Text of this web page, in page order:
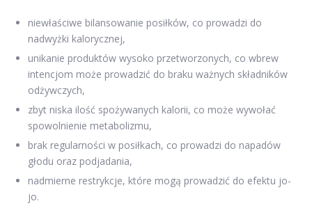
niewłaściwe bilansowanie posiłków, co prowadzi do
nadwyżki kalorycznej,
unikanie produktów wysoko przetworzonych, co wbrew
intencjom może prowadzić do braku ważnych składników
odżywczych,
zbyt niska ilość spożywanych kalorii, co może wywołać
spowolnienie metabolizmu,
brak regularności w posiłkach, co prowadzi do napadów
głodu oraz podjadania,
nadmierne restrykcje, które mogą prowadzić do efektu jo-
jo.